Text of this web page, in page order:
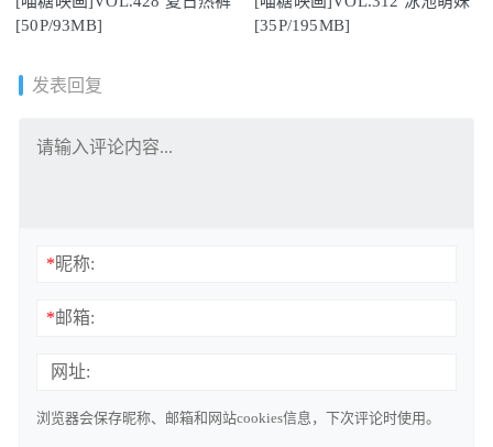
[50P/93MB]
[35P/195MB]
发表回复
*昵称:
*邮箱:
网址:
浏览器会保存昵称、邮箱和网站cookies信息，下次评论时使用。